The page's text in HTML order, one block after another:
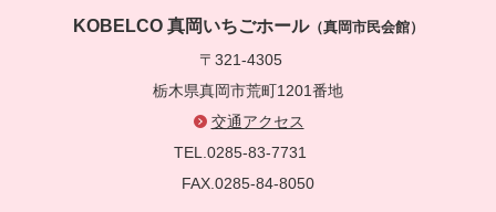
KOBELCO 真岡いちごホール（真岡市民会館）
〒321-4305
栃木県真岡市荒町1201番地
交通アクセス
TEL.0285-83-7731
FAX.0285-84-8050